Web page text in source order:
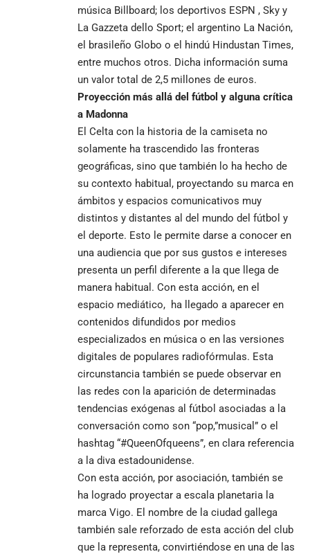
música Billboard; los deportivos ESPN , Sky y
La Gazzeta dello Sport; el argentino La Nación,
el brasileño Globo o el hindú Hindustan Times,
entre muchos otros. Dicha información suma
un valor total de 2,5 millones de euros.
Proyección más allá del fútbol y alguna crítica
a Madonna
El Celta con la historia de la camiseta no
solamente ha trascendido las fronteras
geográficas, sino que también lo ha hecho de
su contexto habitual, proyectando su marca en
ámbitos y espacios comunicativos muy
distintos y distantes al del mundo del fútbol y
el deporte. Esto le permite darse a conocer en
una audiencia que por sus gustos e intereses
presenta un perfil diferente a la que llega de
manera habitual. Con esta acción, en el
espacio mediático, ha llegado a aparecer en
contenidos difundidos por medios
especializados en música o en las versiones
digitales de populares radiofórmulas. Esta
circunstancia también se puede observar en
las redes con la aparición de determinadas
tendencias exógenas al fútbol asociadas a la
conversación como son “pop,”musical” o el
hashtag “#QueenOfqueens”, en clara referencia
a la diva estadounidense.
Con esta acción, por asociación, también se
ha logrado proyectar a escala planetaria la
marca Vigo. El nombre de la ciudad gallega
también sale reforzado de esta acción del club
que la representa, convirtiéndose en una de las